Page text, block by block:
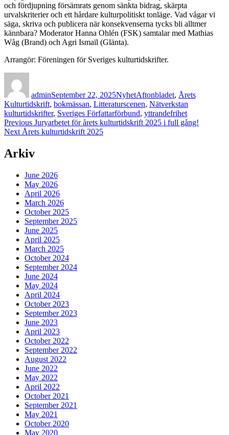
och fördjupning försämrats genom sänkta bidrag, skärpta
urvalskriterier och ett hårdare kulturpolitiskt tonläge. Vad vågar vi
säga, skriva och publicera när konsekvenserna tycks bli alltmer
kännbara? Moderator Hanna Ohlén (FSK) samtalar med Mathias
Wåg (Brand) och Agri Ismaïl (Glänta).
Arrangör: Föreningen för Sveriges kulturtidskrifter.
adminSeptember 22, 2025NyhetAftonbladet, Årets
Kulturtidskrift, bokmässan, Litteraturscenen, Nätverkstan
kulturtidskrifter, Sveriges Författarförbund, yttrandefrihet
Post
navigation
Previous Previous
post:
Juryarbetet för årets kulturtidskrift 2025 i full gång!
Next Next
Årets kulturtidskrift 2025
Arkiv
June 2026
May 2026
April 2026
March 2026
October 2025
September 2025
June 2025
April 2025
March 2025
October 2024
September 2024
June 2024
May 2024
April 2024
October 2023
September 2023
June 2023
April 2023
October 2022
September 2022
August 2022
June 2022
May 2022
April 2022
October 2021
September 2021
May 2021
October 2020
May 2020